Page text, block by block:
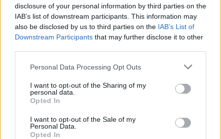
disclosure of your personal information by third parties on the
IAB’s list of downstream participants. This information may
also be disclosed by us to third parties on the IAB’s List of
Downstream Participants that may further disclose it to other
Please note that this website/app uses one or more Google
not limited to your visit or usage behaviour. You may click to
grant or deny consent to Google and its third-party tags to
use your data for below specified purposes in below Google
consent section.
Personal Data Processing Opt Outs
I want to opt-out of the Sharing of my
personal data.
Opted In
I want to opt-out of the Sale of my
Personal Data.
Opted In
ή 2%,
Τι ισχύει για τροποποιητικές δηλώσεις
Η τροποποιητική δήλωση μπορεί να υποβληθεί
χωρίς πρόστιμο έως τις 15 Ιουλίου 2026 και